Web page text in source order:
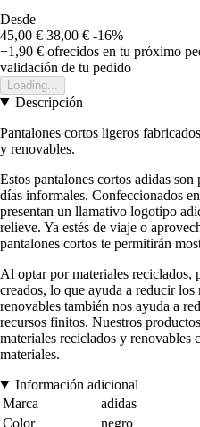
Desde
45,00 € 38,00 € -16%
+1,90 € ofrecidos en tu próximo
validación de tu pedido
Loading...
Descripción
Pantalones cortos ligeros
y renovables.
Estos pantalones cortos adidas
días informales. Confeccionados
presentan un llamativo logotipo
relieve. Ya estés de viaje o
pantalones cortos te permitirán
Al optar por materiales reciclados,
creados, lo que ayuda a reducir
renovables también nos ayuda a
recursos finitos. Nuestros
materiales reciclados y renovables
materiales.
Información adicional
Marca
adidas
Color
negro